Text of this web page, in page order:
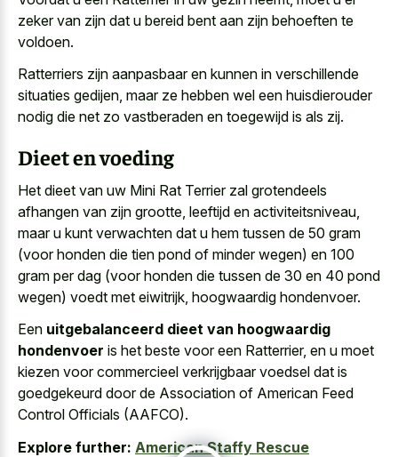
zeker van zijn dat u bereid bent aan zijn behoeften te
voldoen.
Ratterriers zijn aanpasbaar en kunnen in verschillende
situaties gedijen, maar ze hebben wel een huisdierouder
nodig die net zo vastberaden en toegewijd is als zij.
Dieet en voeding
Het dieet van uw Mini Rat Terrier zal grotendeels
afhangen van zijn grootte, leeftijd en activiteitsniveau,
maar u kunt verwachten dat u hem tussen de 50 gram
(voor honden die tien pond of minder wegen) en 100
gram per dag (voor honden die tussen de 30 en 40 pond
wegen) voedt met eiwitrijk, hoogwaardig hondenvoer.
Een uitgebalanceerd dieet van hoogwaardig
hondenvoer is het beste voor een Ratterrier, en u moet
kiezen voor commercieel verkrijgbaar voedsel dat is
goedgekeurd door de Association of American Feed
Control Officials (AAFCO).
Explore further: American Staffy Rescue